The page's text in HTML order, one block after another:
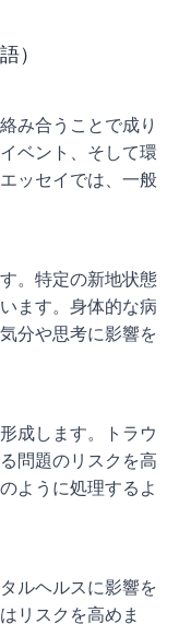
）
み合うことで成り
ベント、そして環
ッセイでは、一般
。特定の新地状態
ます。身体的な病
分や思考に影響を
成します。トラウ
問題のリスクを高
ように処理するよ
ルヘルスに影響を
リスクを高めま